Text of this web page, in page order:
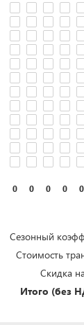
0 0 0 0 0
Сезонный
Стоимость
Скидка
Итого (без